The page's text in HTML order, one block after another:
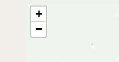
+
−